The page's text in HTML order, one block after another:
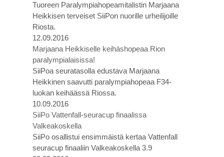
Tuoreen Paralympiahopeamitalistin Marjaana
Heikkisen terveiset SiiPon nuorille urheilijoille
Riosta.
12.09.2016
Marjaana Heikkiselle keihäshopeaa Rion
paralympialaisissa!
SiiPoa seuratasolla edustava Marjaana
Heikkinen saavutti paralympiahopeaa F34-
luokan keihäässä Riossa.
10.09.2016
SiiPo Vattenfall-seuracup finaalissa
Valkeakoskella
SiiPo osallistui ensimmäistä kertaa Vattenfall
seuracup finaaliin Valkeakoskella 3.9